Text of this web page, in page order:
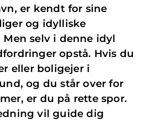
er kendt for sine
og idylliske
Men selv i denne idyl
opstå. Hvis du
eller boligejer i
og du står over for
er du på rette spor.
vil guide dig